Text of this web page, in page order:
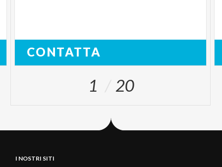
CONTATTA
1 20
I NOSTRI SITI